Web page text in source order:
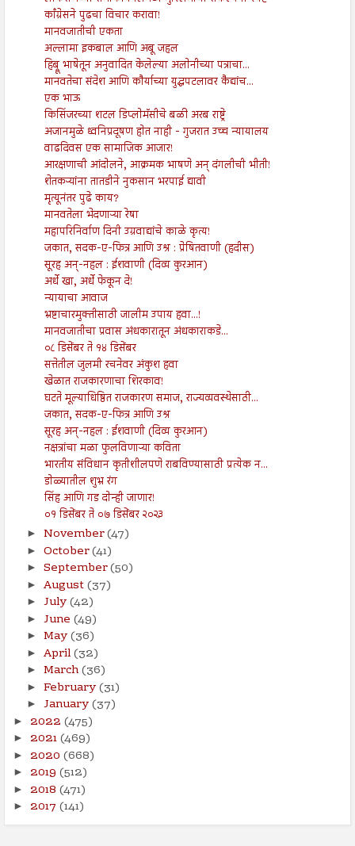
काँग्रेसने पुढचा विचार करावा!
मानवजातीची एकता
अल्लामा इकबाल आणि अबू जहल
हिब्रू भाषेतून अनुवादित केलेल्या अलोनीच्या पत्राचा...
मानवतेचा संदेश आणि कौर्याच्या युद्धपटलावर कैद्यांच...
एक भाऊ
किसिंजरच्या शटल डिप्लोमॅसीचे बळी अरब राष्ट्रे
अजानमुळे ध्वनिप्रदूषण होत नाही - गुजरात उच्च न्यायालय
वाढदिवस एक सामाजिक आजार!
आरक्षणाची आंदोलने, आक्रमक भाषणे अन् दंगलीची भीती!
शेतकऱ्यांना तातडीने नुकसान भरपाई द्यावी
मृत्यूनंतर पुढे काय?
मानवतेला भेदणाऱ्या रेषा
महापरिनिर्वाण दिनी उग्रवाद्यांचे काळे कृत्य!
जकात, सदक-ए-फित्र आणि उश्र : प्रेषितवाणी (हदीस)
सूरह अन्-नहल : ईशवाणी (दिव्य कुरआन)
अर्धे खा, अर्धे फेकून दे!
न्यायाचा आवाज
भ्रष्टाचारमुक्तीसाठी जालीम उपाय हवा...!
मानवजातीचा प्रवास अंधकारातून अंधकाराकडे...
०८ डिसेंबर ते १४ डिसेंबर
सत्तेतील जुलमी रचनेवर अंकुश हवा
खेळात राजकारणाचा शिरकाव!
घटते मूल्याधिष्ठित राजकारण समाज, राज्यव्यवस्थेसाठी...
जकात, सदक-ए-फित्र आणि उश्र
सूरह अन्-नहल : ईशवाणी (दिव्य कुरआन)
नक्षत्रांचा मळा फुलविणाऱ्या कविता
भारतीय संविधान कृतीशीलपणे राबविण्यासाठी प्रत्येक न...
डोळ्यातील शुभ्र रंग
सिंह आणि गड दोन्ही जाणार!
०१ डिसेंबर ते ०७ डिसेंबर २०२३
► November(47)
► October(41)
► September(50)
► August(37)
► July(42)
► June (49)
► May(36)
► April(32)
► March(36)
► February(31)
► January(37)
► 2022 (475)
► 2021(469)
► 2020 (668)
► 2019 (512)
► 2018 (471)
► 2017 (141)